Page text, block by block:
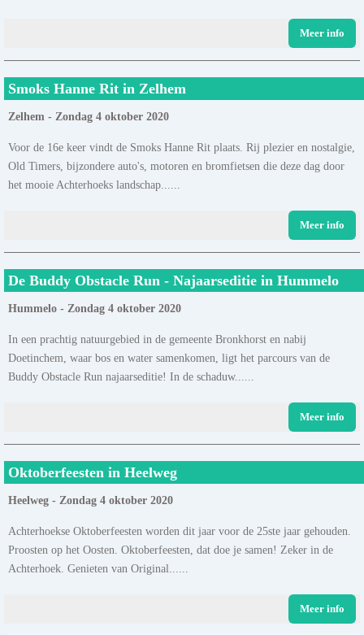
Meer info
Smoks Hanne Rit in Zelhem
Zelhem - Zondag 4 oktober 2020
Voor de 16e keer vindt de Smoks Hanne Rit plaats. Rij plezier en nostalgie,
Old Timers, bijzondere auto's, motoren en bromfietsen die deze dag door
het mooie Achterhoeks landschap......
Meer info
De Buddy Obstacle Run - Najaarseditie in Hummelo
Hummelo - Zondag 4 oktober 2020
In een prachtig natuurgebied in de gemeente Bronkhorst en nabij
Doetinchem, waar bos en water samenkomen, ligt het parcours van de
Buddy Obstacle Run najaarseditie! In de schaduw......
Meer info
Oktoberfeesten in Heelweg
Heelweg - Zondag 4 oktober 2020
Achterhoekse Oktoberfeesten worden dit jaar voor de 25ste jaar gehouden.
Proosten op het Oosten. Oktoberfeesten, dat doe je samen! Zeker in de
Achterhoek. Genieten van Original......
Meer info